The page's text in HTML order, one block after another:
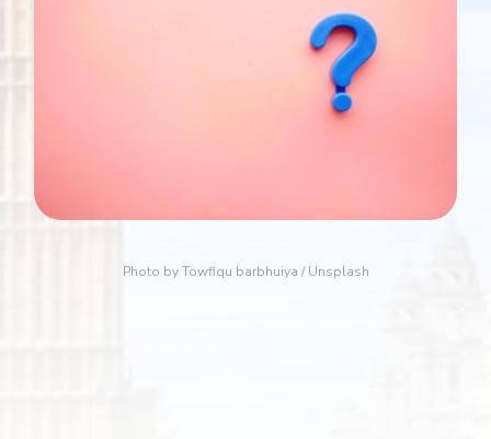
Photo by Towfiqu barbhuiya / Unsplash